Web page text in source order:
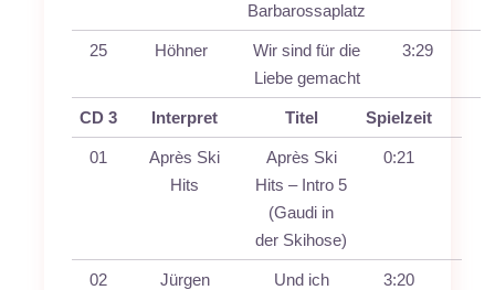
Barbarossaplatz
25 Höhner
Wir sind für die
Liebe gemacht
3:29
CD 3 Interpret Titel Spielzeit
01
Après Ski
Hits
Après Ski
Hits – Intro 5
(Gaudi in
der Skihose)
0:21
02
Jürgen
Und ich
3:20